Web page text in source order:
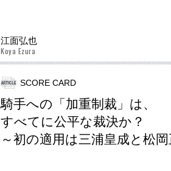
江面弘也
Koya Ezura
SCORE CARD
騎手への「加重制裁」は、
すべてに公平な裁決か？
～初の適用は三浦皇成と松岡